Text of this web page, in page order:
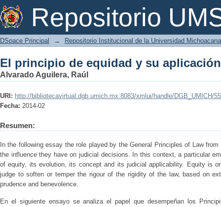
Repositorio
El principio de equidad y su
DSpace Principal → Repositorio Institucional de la Universidad
El principio de equidad y su
Alvarado Aguilera, Raúl
URI: http://bibliotecavirtual.dgb.umich.mx:8083/xmlui/handle/DGB_UMICH/
Fecha: 2014-02
Resumen:
In the following essay the role played by the General Principles of Law
the influence they have on judicial decisions. In this context, a particular
of equity, its evolution, its concept and its judicial applicability. Equity is
judge to soften or temper the rigour of the rigidity of the law, based on
prudence and benevolence.
En el siguiente ensayo se analiza el papel que desempeñan los